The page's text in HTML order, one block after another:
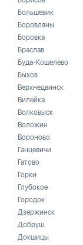
Большевик
Боровляны
Боровка
Браслав
Буда-Кошелево
Быхов
Верхнедвинск
Вилейка
Волковыск
Воложин
Вороново
Ганцевичи
Гатово
Горки
Глубокое
Городок
Дзержинск
Добруш
Докшицы